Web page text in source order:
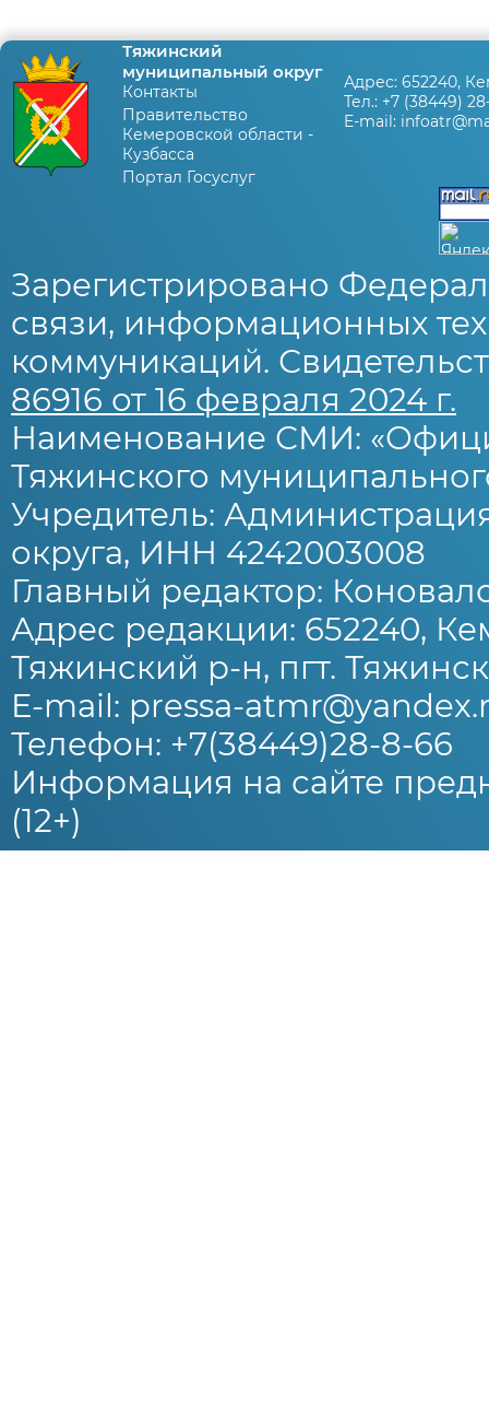
Тяжинский
муниципальный округ
Контакты
Правительство
Кемеровской области -
Кузбасса
Портал Госуслуг
Адрес: 652240,
Тел.: +7 (38449)
E-mail:
Зарегистрировано
связи, информационных
коммуникаций.
86916 от 16 февраля 2024 г.
Наименование СМИ:
Тяжинского
Учредитель:
округа, ИНН 4242003008
Главный редактор:
Адрес редакции: 652240,
Тяжинский р-н, пгт.
E-mail: pressa-
Телефон: +7(38449)28-8-66
Информация на сайте
(12+)